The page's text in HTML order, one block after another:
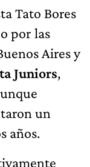
Tato Bores
por las
Aires y
Juniors,
un
años.